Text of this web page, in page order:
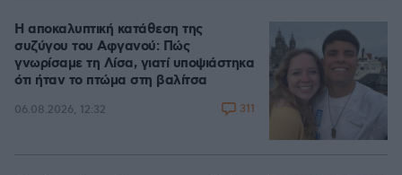
Η αποκαλυπτική κατάθεση της
συζύγου του Αφγανού: Πώς
γνωρίσαμε τη Λίσα, γιατί υποψιάστηκα
ότι ήταν το πτώμα στη βαλίτσα
06.08.2026, 12:32 311